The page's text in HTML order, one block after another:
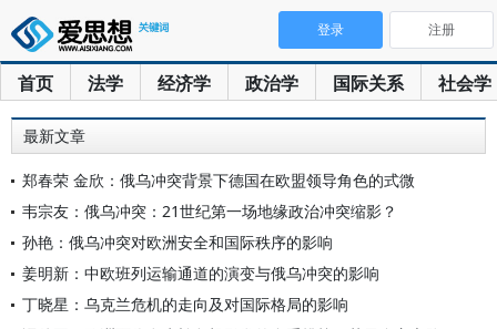
首页 法学 经济学 政治学 国际关系 社会学
登录 注册
最新文章
郑春荣 金欣：俄乌冲突背景下德国在欧盟领导角色的式微
韦宗友：俄乌冲突：21世纪第一场地缘政治冲突缩影？
孙艳：俄乌冲突对欧洲安全和国际秩序的影响
姜明新：中欧班列运输通道的演变与俄乌冲突的影响
丁晓星：乌克兰危机的走向及对国际格局的影响